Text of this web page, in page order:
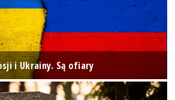
i Ukrainy. Są ofiary